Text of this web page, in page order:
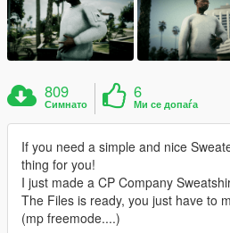
809
Симнато
6
Ми се допаѓа
If you need a simple and nice
thing for you!
I just made a CP Company
The Files is ready, you just have to
(mp freemode....)